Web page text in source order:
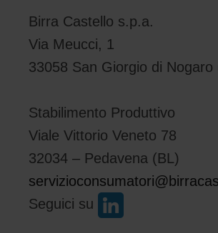
Birra Castello s.p.a.
Via Meucci, 1
33058 San Giorgio di Nogaro
Stabilimento Produttivo
Viale Vittorio Veneto 78
32034 – Pedavena (BL)
Seguici su